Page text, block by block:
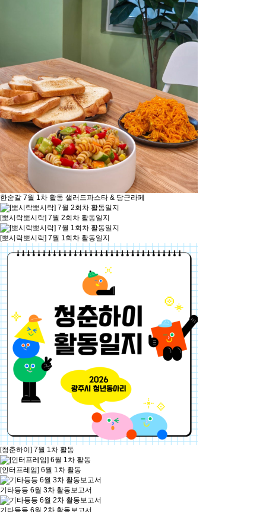
한숟갈 7월 1차 활동 샐러드파스타 & 당근라페
[뽀시락뽀시락] 7월 2회차 활동일지
[뽀시락뽀시락] 7월 1회차 활동일지
[청춘하이] 7월 1차 활동
[인터프레임] 6월 1차 활동
기타등등 6월 3차 활동보고서
기타등등 6월 2차 활동보고서